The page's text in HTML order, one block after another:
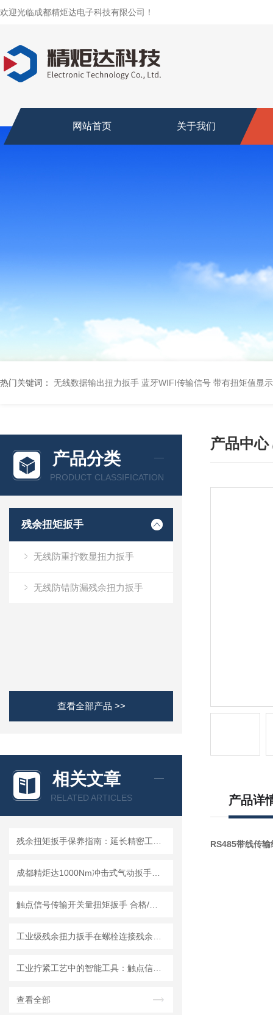
欢迎光临成都精炬达电子科技有限公司！
网站首页 关于我们
热门关键词： 无线数据输出扭力扳手 蓝牙WIFI传输信号 带有扭矩值显
产品分类
PRODUCT CLASSIFICATION
残余扭矩扳手
无线防重拧数显扭力扳手
无线防错防漏残余扭力扳手
查看全部产品 >>
相关文章
RELATED ARTICLES
查看全部
产品中心
产品详
RS485带线传